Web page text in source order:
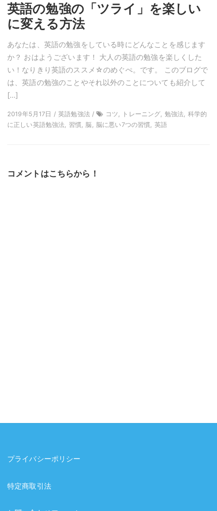
英語の勉強の「ツライ」を楽しい
に変える方法
あなたは、英語の勉強をしている時にどんなことを感じます
か？ おはようございます！ 大人の英語の勉強を楽しくした
い！なりきり英語のススメ☆のめぐぺ。です。 このブログで
は、英語の勉強のことやそれ以外のことについても紹介して
[…]
2019年5月17日 / 英語勉強法 /
コツ, トレーニング, 勉強法, 科学的
に正しい英語勉強法, 習慣, 脳, 脳に悪い7つの習慣, 英語
コメントはこちらから！
プライバシーポリシー
特定商取引法